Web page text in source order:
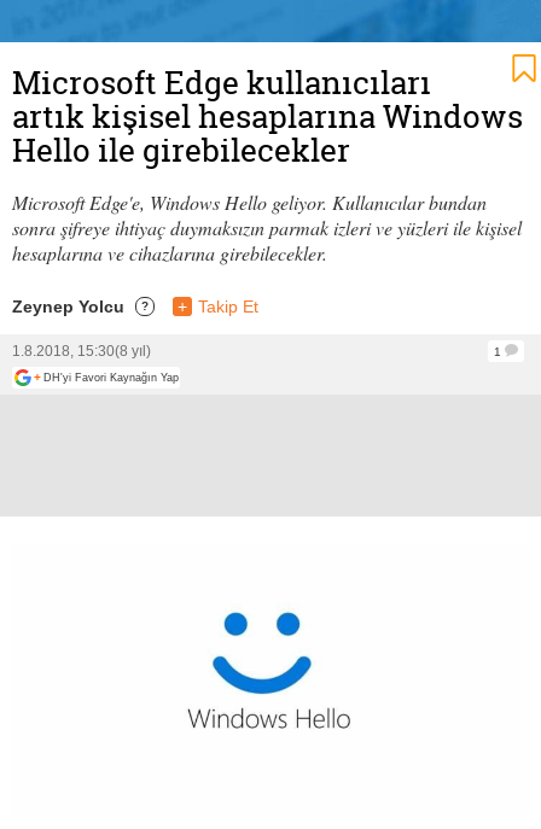
Microsoft Edge kullanıcıları
artık kişisel hesaplarına Windows
Hello ile girebilecekler
Microsoft Edge'e, Windows Hello geliyor. Kullanıcılar bundan
sonra şifreye ihtiyaç duymaksızın parmak izleri ve yüzleri ile kişisel
hesaplarına ve cihazlarına girebilecekler.
Zeynep Yolcu ? + Takip Et
1.8.2018, 15:30(8 yıl)
1
+ DH'yi Favori Kaynağın Yap